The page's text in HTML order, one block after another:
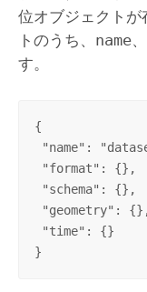
位オブジェクトが
トのうち、 name、
す。
{
"name":
"format": {},
"schema": {},
"geometry":
"time": {}
}